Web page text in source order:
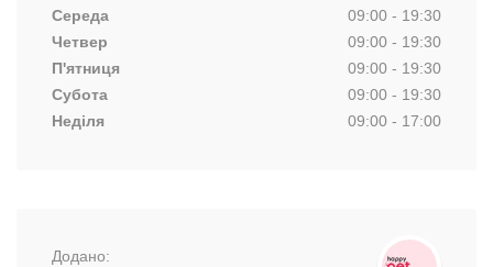
Середа
09:00 - 19:30
Четвер
09:00 - 19:30
П'ятниця
09:00 - 19:30
Субота
09:00 - 19:30
Неділя
09:00 - 17:00
Додано: